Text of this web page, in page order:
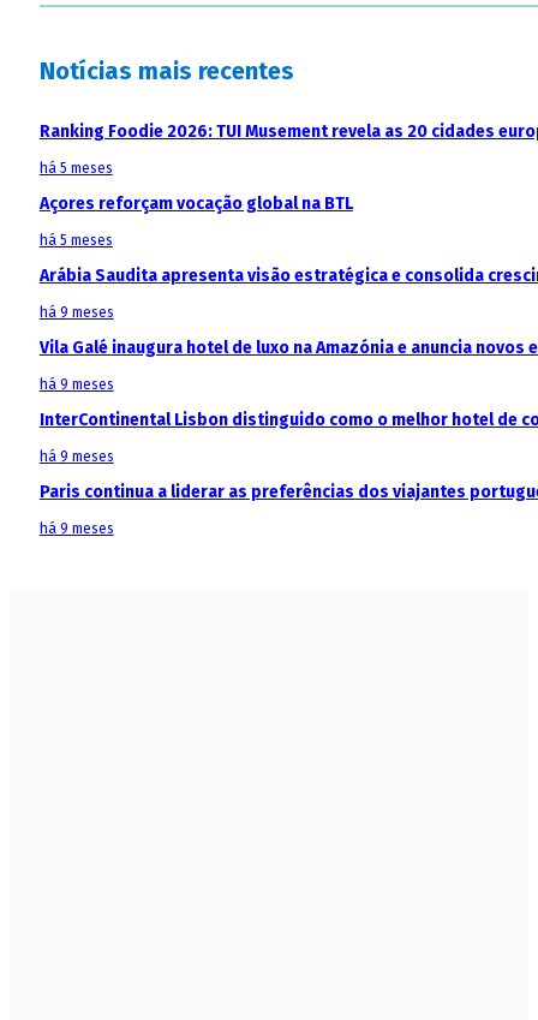
Notícias mais recentes
Ranking Foodie 2026: TUI Musement revela as 20 cidades
há 5 meses
Açores reforçam vocação global na BTL
há 5 meses
Arábia Saudita apresenta visão estratégica e consolida
há 9 meses
Vila Galé inaugura hotel de luxo na Amazónia e anuncia
há 9 meses
InterContinental Lisbon distinguido como o melhor hotel de
há 9 meses
Paris continua a liderar as preferências dos viajantes
há 9 meses